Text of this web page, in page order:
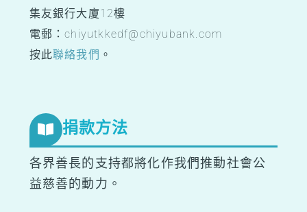
集友銀行大廈12樓
電郵：chiyutkkedf@chiyubank.com
按此聯絡我們 。
捐款方法
各界善長的支持都將化作我們推動社會公
益慈善的動力。